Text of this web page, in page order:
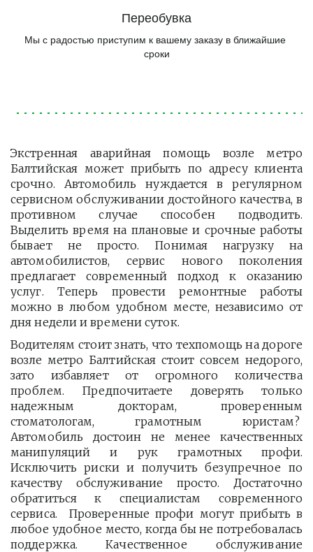
Переобувка
Мы с радостью приступим к вашему заказу в ближайшие
сроки
Экстренная аварийная помощь возле метро
Балтийская может прибыть по адресу клиента
срочно. Автомобиль нуждается в регулярном
сервисном обслуживании достойного качества, в
противном случае способен подводить.
Выделить время на плановые и срочные работы
бывает не просто. Понимая нагрузку на
автомобилистов, сервис нового поколения
предлагает современный подход к оказанию
услуг. Теперь провести ремонтные работы
можно в любом удобном месте, независимо от
дня недели и времени суток.
Водителям стоит знать, что техпомощь на дороге
возле метро Балтийская стоит совсем недорого,
зато избавляет от огромного количества
проблем. Предпочитаете доверять только
надежным докторам, проверенным
стоматологам, грамотным юристам?
Автомобиль достоин не менее качественных
манипуляций и рук грамотных профи.
Исключить риски и получить безупречное по
качеству обслуживание просто. Достаточно
обратиться к специалистам современного
сервиса. Проверенные профи могут прибыть в
любое удобное место, когда бы не потребовалась
поддержка. Качественное обслуживание